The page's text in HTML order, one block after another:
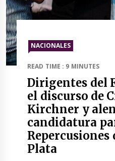
NACIONALES
READ TIME : 9 MINUTES
Dirigentes del
el discurso de
Kirchner y
candidatura
Repercusiones
Plata